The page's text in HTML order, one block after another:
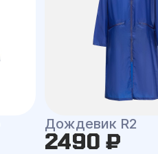
Дождевик R2
2490 ₽